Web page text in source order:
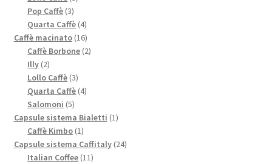
Pop Caffè 33
prodotti
Quarta Caffè 44
prodotti
Caffè macinato 1616
prodotti
Caffè Borbone 22
Illy 22
prodotti
Lollo Caffè 33
prodotti
Quarta Caffè 44
Salomoni 55
prodotti
Capsule sistema Bialetti 11
Caffè Kimbo 11
prodotto
Capsule sistema Caffitaly 2424
Italian Coffee 1111